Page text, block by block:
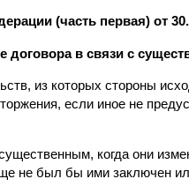
(часть первая) от
договора в связи с
из которых стороны
если иное не
когда они
не был бы ими заключен